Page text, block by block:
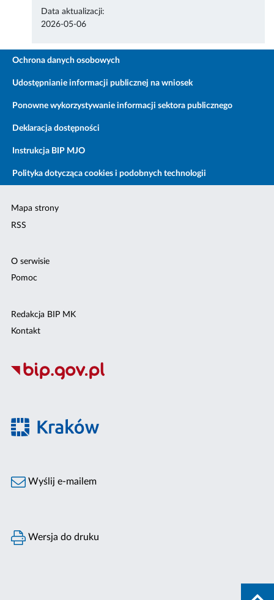
Data aktualizacji:
2026-05-06
Ochrona danych osobowych
Udostępnianie informacji publicznej na wniosek
Ponowne wykorzystywanie informacji sektora publicznego
Deklaracja dostępności
Instrukcja BIP MJO
Polityka dotycząca cookies i podobnych technologii
Mapa strony
RSS
O serwisie
Pomoc
Redakcja BIP MK
Kontakt
Wyślij e-mailem
Wersja do druku